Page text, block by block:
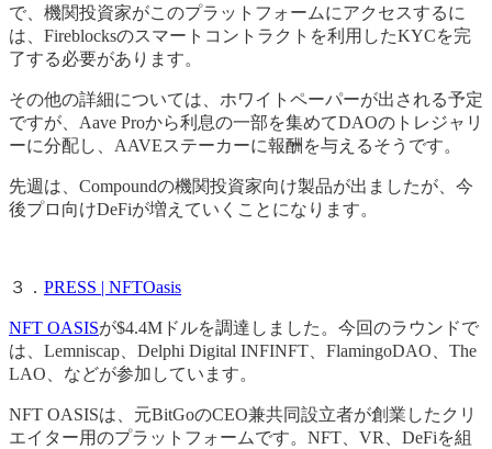
で、機関投資家がこのプラットフォームにアクセスするに
は、Fireblocksのスマートコントラクトを利用したKYCを完
了する必要があります。
その他の詳細については、ホワイトペーパーが出される予定
ですが、Aave Proから利息の一部を集めてDAOのトレジャリ
ーに分配し、AAVEステーカーに報酬を与えるそうです。
先週は、Compoundの機関投資家向け製品が出ましたが、今
後プロ向けDeFiが増えていくことになります。
３． PRESS | NFTOasis
NFT OASISが$4.4Mドルを調達しました。今回のラウンドで
は、Lemniscap、Delphi Digital INFINFT、FlamingoDAO、The
LAO、などが参加しています。
NFT OASISは、元BitGoのCEO兼共同設立者が創業したクリ
エイター用のプラットフォームです。NFT、VR、DeFiを組